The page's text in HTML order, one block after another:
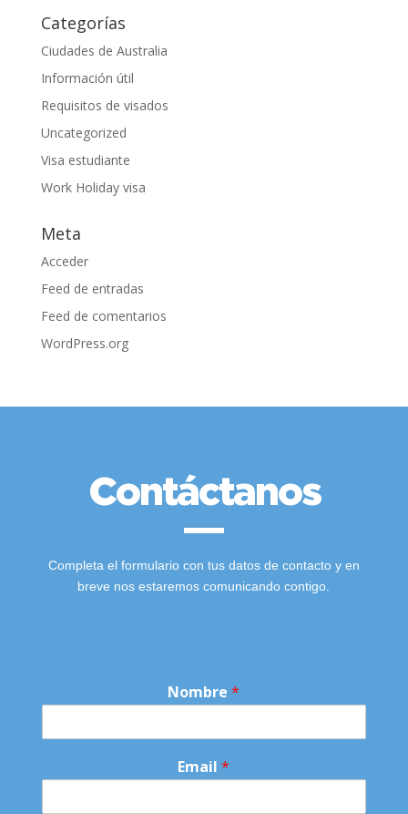
Categorías
Ciudades de Australia
Información útil
Requisitos de visados
Uncategorized
Visa estudiante
Work Holiday visa
Meta
Acceder
Feed de entradas
Feed de comentarios
WordPress.org
Contáctanos
Completa el formulario con tus datos de contacto y en
breve nos estaremos comunicando contigo.
*
M
n
a
Nombre*
Email*